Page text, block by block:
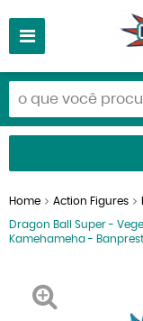
Home Action Figures
Dragon Ball Super -
Kamehameha -